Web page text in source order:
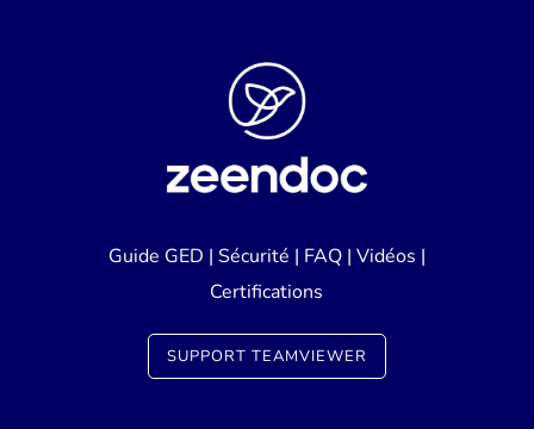
Guide GED | Sécurité | FAQ| Vidéos |
Certifications
SUPPORT TEAMVIEWER